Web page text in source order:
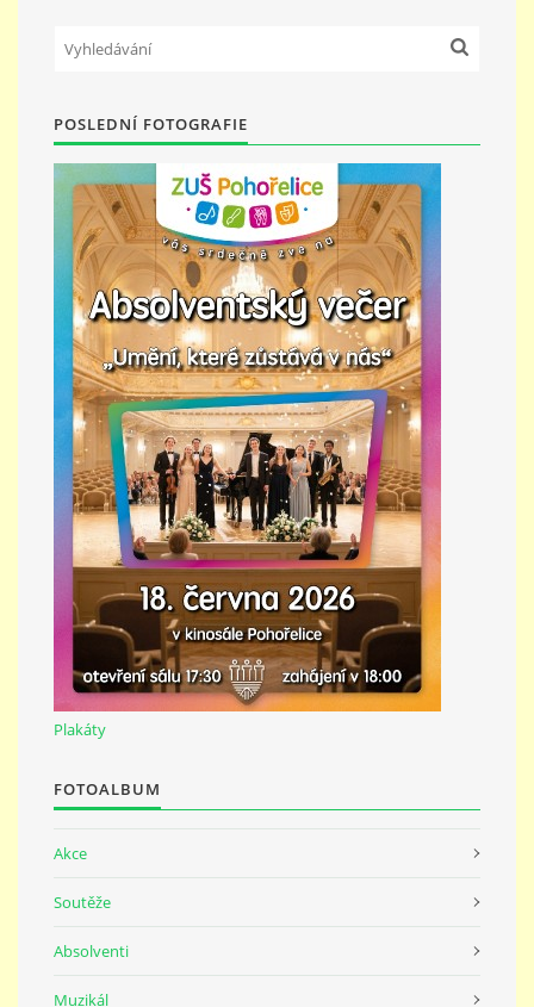
MISS VÝTVARNÝ MODEL
ZAMĚSTNÁNÍ
DOTACE
GDPR
ZUŠ Pohořelice
Školní 462
Pohořelice
691 23
© 2026 eStránky.cz |Tisk|Nahoru ↑
POSLEDNÍ FOTOGRAFIE
Plakáty
FOTOALBUM
Akce
Soutěže
Absolventi
Muzikál